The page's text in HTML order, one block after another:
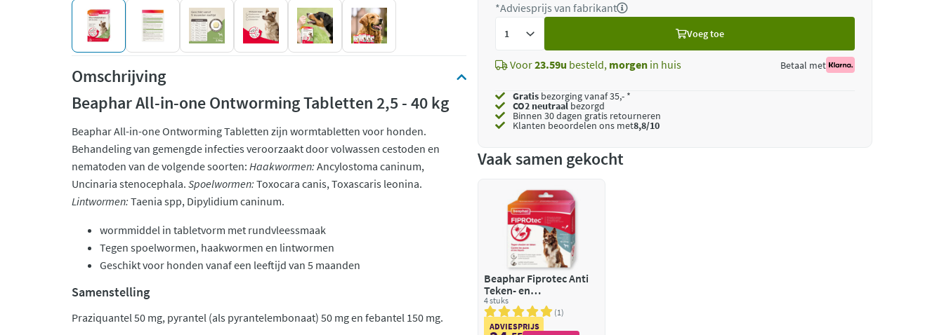
Omschrijving
Beaphar All-in-one Ontworming Tabletten 2,5 - 40 kg
Beaphar All-in-one Ontworming Tabletten zijn wormtabletten voor honden.
Behandeling van gemengde infecties veroorzaakt door volwassen cestoden en
nematoden van de volgende soorten: Haakwormen: Ancylostoma caninum,
Uncinaria stenocephala. Spoelwormen: Toxocara canis, Toxascaris leonina.
Lintwormen: Taenia spp, Dipylidium caninum.
wormmiddel in tabletvorm met rundvleessmaak
Tegen spoelwormen, haakwormen en lintwormen
Geschikt voor honden vanaf een leeftijd van 5 maanden
Samenstelling
Praziquantel 50 mg, pyrantel (als pyrantelembonaat) 50 mg en febantel 150 mg.
*Adviesprijs van fabrikant
Voeg toe
Voor23.59u besteld, morgen in huis Betaal met
Gratis bezorging vanaf 35,- *
CO2 neutraalbezorgd
Binnen 30 dagen gratis retourneren
Klanten beoordelen ons met8,8/10
Vaak samen gekocht
Beaphar Fiprotec Anti
Teken- en
Vlooiendruppels Hond
10 - 20 kg
4 stuks
1
ADVIESPRIJS